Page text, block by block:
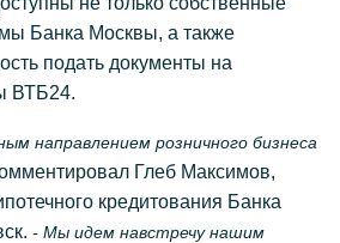
Банка Москвы, а также
подать документы на
ВТБ24.
направлением розничного бизнеса
Глеб Максимов,
кредитования Банка
- Мы идем навстречу нашим